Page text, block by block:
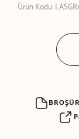
Ürün Kodu: